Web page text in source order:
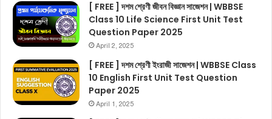
[ FREE ] দশম শ্রেণী জীবন বিজ্ঞান সাজেশন | WBBSE
Class 10 Life Science First Unit Test
Question Paper 2025
April 2, 2025
[ FREE ] দশম শ্রেণী ইংরাজী সাজেশন | WBBSE Class
10 English First Unit Test Question
Paper 2025
April 1, 2025